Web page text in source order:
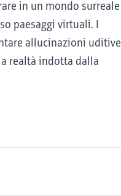
in un mondo surreale
paesaggi virtuali. I
allucinazioni uditive
realtà indotta dalla